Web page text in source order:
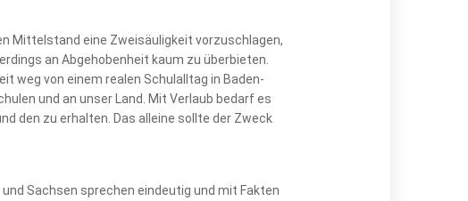
Mittelstand eine Zweisäuligkeit vorzuschlagen,
an Abgehobenheit kaum zu überbieten.
weg von einem realen Schulalltag in Baden-
und an unser Land. Mit Verlaub bedarf es
den zu erhalten. Das alleine sollte der Zweck
Sachsen sprechen eindeutig und mit Fakten